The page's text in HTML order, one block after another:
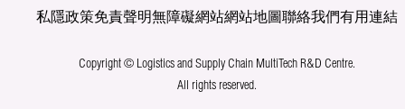
私隱政策免責聲明無障礙網站網站地圖聯絡我們有用連結
Copyright © Logistics and Supply Chain MultiTech R&D Centre.
All rights reserved.